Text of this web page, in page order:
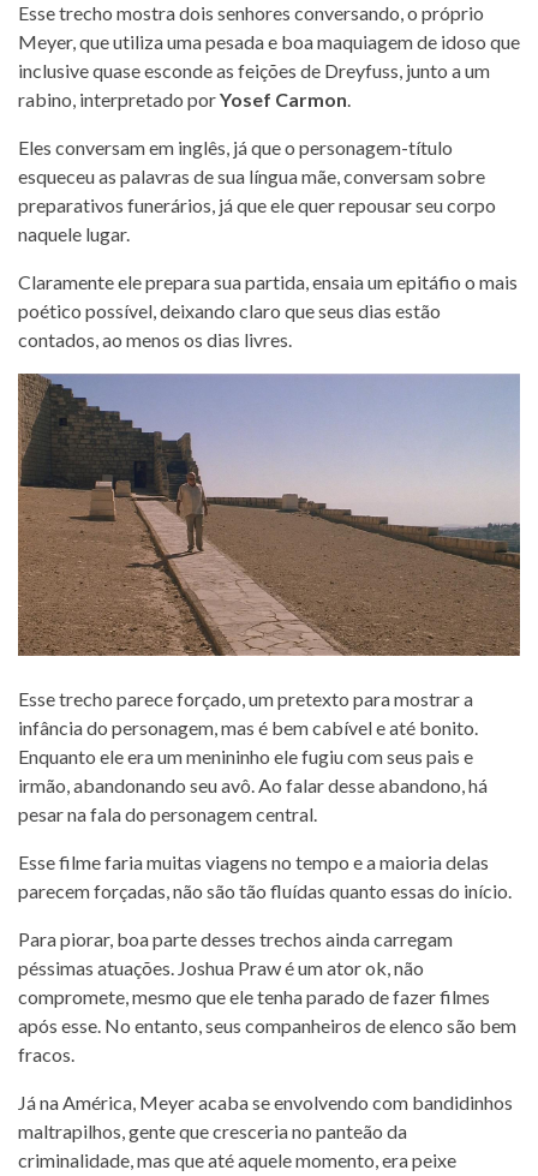
Esse trecho mostra dois senhores conversando, o próprio
Meyer, que utiliza uma pesada e boa maquiagem de idoso que
inclusive quase esconde as feições de Dreyfuss, junto a um
rabino, interpretado porYosef Carmon.
Eles conversam em inglês, já que o personagem-título
esqueceu as palavras de sua língua mãe, conversam sobre
preparativos funerários, já que ele quer repousar seu corpo
naquele lugar.
Claramente ele prepara sua partida, ensaia um epitáfio o mais
poético possível, deixando claro que seus dias estão
contados, ao menos os dias livres.
Esse trecho parece forçado, um pretexto para mostrar a
infância do personagem, mas é bem cabível e até bonito.
Enquanto ele era um menininho ele fugiu com seus pais e
irmão, abandonando seu avô. Ao falar desse abandono, há
pesar na fala do personagem central.
Esse filme faria muitas viagens no tempo e a maioria delas
parecem forçadas, não são tão fluídas quanto essas do início.
Para piorar, boa parte desses trechos ainda carregam
péssimas atuações. Joshua Praw é um ator ok, não
compromete, mesmo que ele tenha parado de fazer filmes
após esse. No entanto, seus companheiros de elenco são bem
fracos.
Já na América, Meyer acaba se envolvendo com bandidinhos
maltrapilhos, gente que cresceria no panteão da
criminalidade, mas que até aquele momento, era peixe